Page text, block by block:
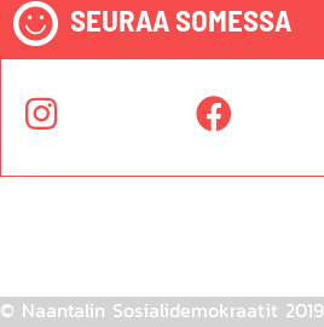
SEURAA SOMESSA
© Naantalin Sosialidemokraatit 2019